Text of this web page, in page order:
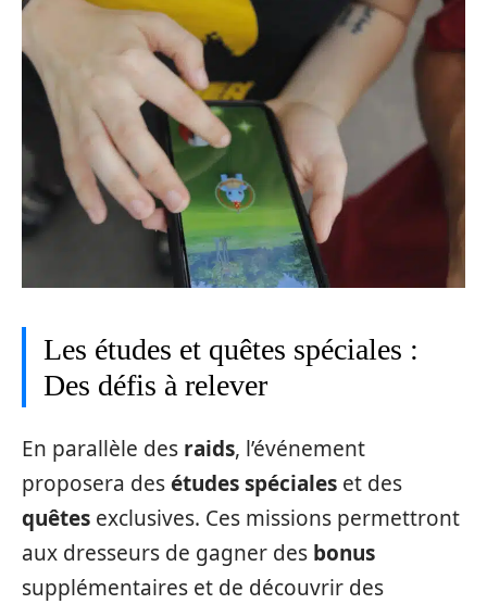
Les études et quêtes spéciales :
Des défis à relever
En parallèle des raids, l’événement
proposera desétudes spéciales et des
quêtes exclusives. Ces missions permettront
aux dresseurs de gagner des bonus
supplémentaires et de découvrir des